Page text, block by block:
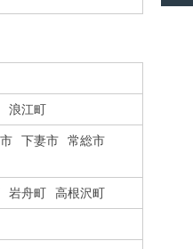
浪江町
下妻市
常総市
岩舟町 高根沢町